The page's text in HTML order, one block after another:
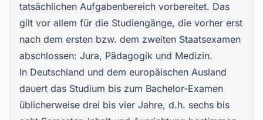
tatsächlichen Aufgabenbereich vorbereitet. Das
gilt vor allem für die Studiengänge, die vorher erst
nach dem ersten bzw. dem zweiten Staatsexamen
abschlossen: Jura, Pädagogik und Medizin.
In Deutschland und dem europäischen Ausland
dauert das Studium bis zum Bachelor-Examen
üblicherweise drei bis vier Jahre, d.h. sechs bis